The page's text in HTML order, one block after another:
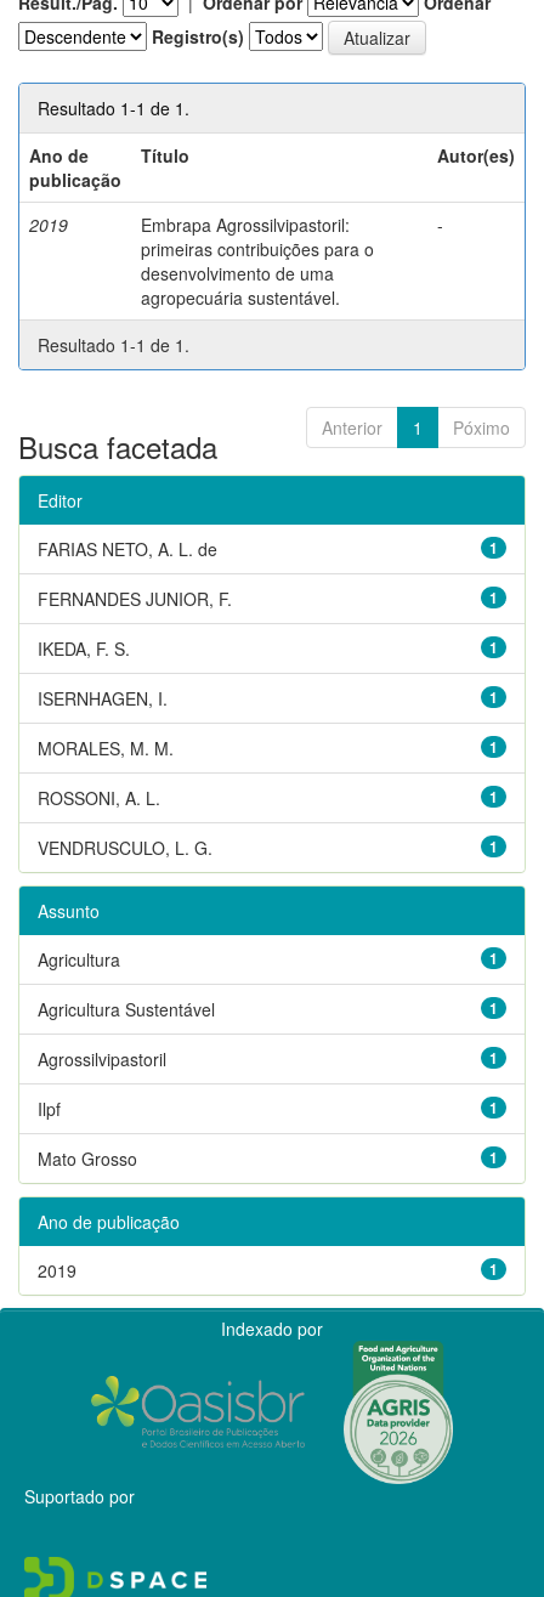
Registro(s)
Resultado 1-1 de 1.
Ano de
publicação
Título Autor(es)
2019
Embrapa Agrossilvipastoril:
primeiras contribuições para o
desenvolvimento de uma
agropecuária sustentável.
-
Resultado 1-1 de 1.
Anterior 1 Póximo
Busca facetada
Editor
1
FARIAS NETO, A. L. de
1
FERNANDES JUNIOR, F.
1
IKEDA, F. S.
1
ISERNHAGEN, I.
1
MORALES, M. M.
1
ROSSONI, A. L.
1
VENDRUSCULO, L. G.
Assunto
1
Agricultura
1
Agricultura Sustentável
1
Agrossilvipastoril
1
Ilpf
1
Mato Grosso
Ano de publicação
1
2019
Indexado por
Suportado por